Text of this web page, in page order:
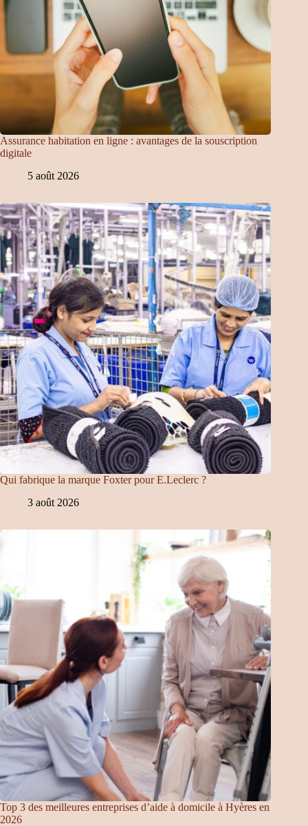
Assurance habitation en ligne : avantages de la souscription
digitale
5 août 2026
Qui fabrique la marque Foxter pour E.Leclerc ?
3 août 2026
Top 3 des meilleures entreprises d’aide à domicile à Hyères en
2026